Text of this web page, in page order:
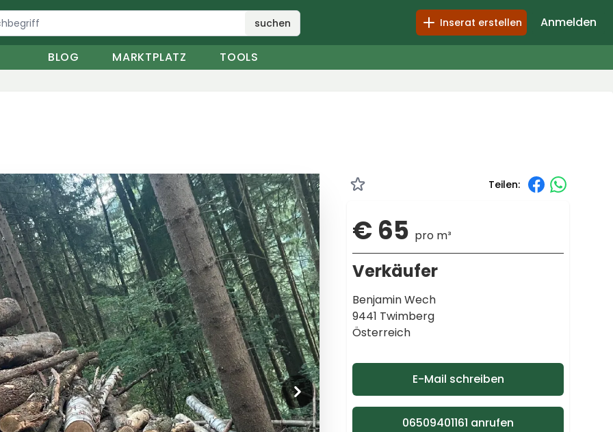
suchen Inserat erstellen Anmelden
BLOG MARKTPLATZ TOOLS
Teilen:
€ 65 pro m³
Verkäufer
Benjamin Wech
9441 Twimberg
Österreich
E-Mail schreiben
06509401161 anrufen